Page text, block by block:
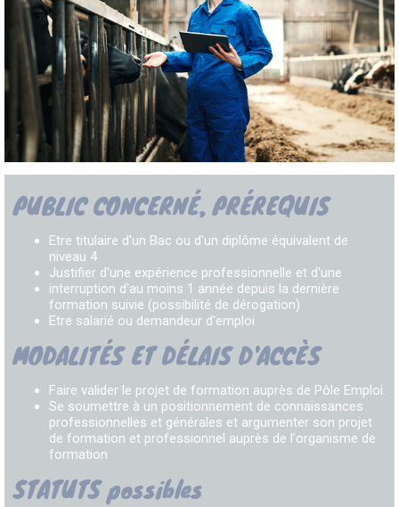
PUBLIC CONCERNÉ, PRÉREQUIS
Etre titulaire d'un Bac ou d'un diplôme équivalent de
niveau 4
Justifier d'une expérience professionnelle et d'une
interruption d'au moins 1 année depuis la dernière
formation suivie (possibilité de dérogation)
Etre salarié ou demandeur d'emploi
MODALITÉS ET DÉLAIS D'ACCÈS
Faire valider le projet de formation auprès de Pôle Emploi.
Se soumettre à un positionnement de connaissances
professionnelles et générales et argumenter son projet
de formation et professionnel auprès de l'organisme de
formation
STATUTS possibles